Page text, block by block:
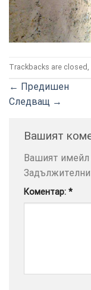
Trackbacks are closed,
← Предишен
Следващ →
Вашият
Вашият имейл
Коментар: *
× САЙТ
ИЗПОЛЗВА
ПОВЕЧЕ
МОЖЕТЕ
ДА
НАМЕРИТЕ
ТУК.